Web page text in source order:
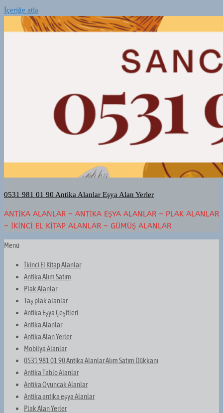
İçeriğe atla
0531 981 01 90 Antika Alanlar Eşya Alan Yerler
ANTIKA ALANLAR – ANTIKA EŞYA ALANLAR – PLAK ALANLAR
– İKINCI EL KITAP ALANLAR – GÜMÜŞ ALANLAR
Menü
İkinci El Kitap Alanlar
Antika Alım Satım
Plak Alanlar
Taş plak alanlar
Antika Eşya Çeşitleri
Antika Alanlar
Antika Alan Yerler
Mobilya Alanlar
0531 981 01 90 Antika Alanlar Alım Satım Dükkanı
Antika Tablo Alanlar
Antika Oyuncak Alanlar
Antika antika eşya Alanlar
Plak Alan Yerler